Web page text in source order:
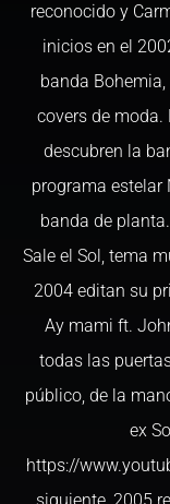
reconocido y
inicios en el
banda
covers de moda.
descubren la
programa estelar
banda de
Sale el Sol, tema
2004 editan su
Ay mami ft.
todas las
público, de la
ex
https://